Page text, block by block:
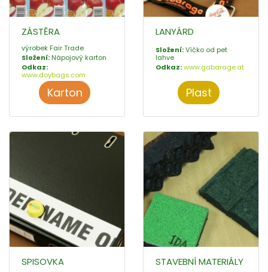
ZÁSTĚRA
výrobek Fair Trade
Složení: Nápojový karton
Odkaz:
www.doybags.com
Karton
LANYÁRD
Složení:Víčko od pet
lahve
Odkaz:www.gabarage.at
Plast
SPISOVKA STAVEBNÍ MATERIÁLY